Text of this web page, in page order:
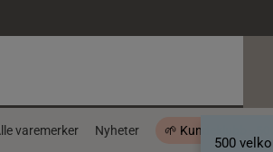
500
varemerker Nyheter 🌱 Kundeklubb -